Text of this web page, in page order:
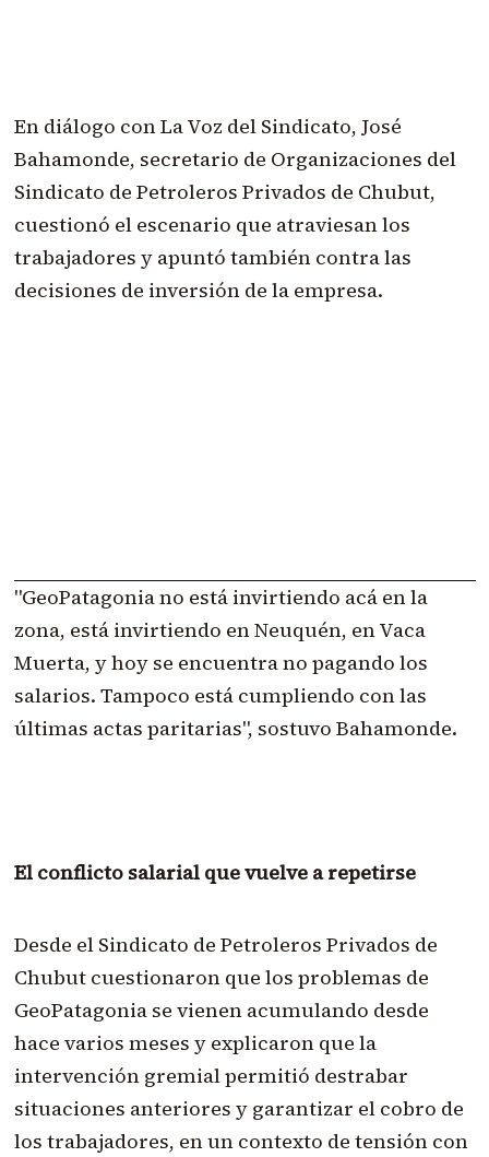
En diálogo con La Voz del Sindicato, José
Bahamonde, secretario de Organizaciones del
Sindicato de Petroleros Privados de Chubut,
cuestionó el escenario que atraviesan los
trabajadores y apuntó también contra las
decisiones de inversión de la empresa.
"GeoPatagonia no está invirtiendo acá en la
zona, está invirtiendo en Neuquén, en Vaca
Muerta, y hoy se encuentra no pagando los
salarios. Tampoco está cumpliendo con las
últimas actas paritarias", sostuvo Bahamonde.
El conflicto salarial que vuelve a repetirse
Desde el Sindicato de Petroleros Privados de
Chubut cuestionaron que los problemas de
GeoPatagonia se vienen acumulando desde
hace varios meses y explicaron que la
intervención gremial permitió destrabar
situaciones anteriores y garantizar el cobro de
los trabajadores, en un contexto de tensión con